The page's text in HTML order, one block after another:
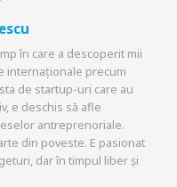
în care a descoperit mii
internaționale precum
de startup-uri care au
e deschis să afle
antreprenoriale.
din poveste. E pasionat
dar în timpul liber și